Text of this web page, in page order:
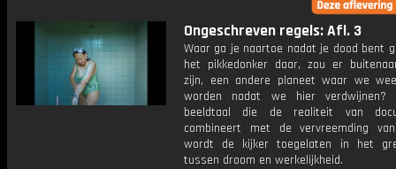
Ongeschreven regels: Afl. 3
Waar ga je naartoe nadat je dood bent
het pikkedonker daar, zou er
zijn, een andere planeet waar we
worden nadat we hier verdwijnen?
beeldtaal die de realiteit van
combineert met de vervreemding
wordt de kijker toegelaten in het
tussen droom en werkelijkheid.